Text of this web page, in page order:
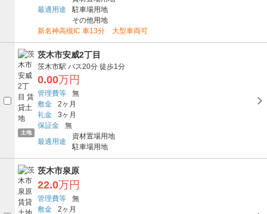
最適用途
駐車場用地
その他用地
新名神高槻IC 車13分 大型車両可
土地
茨木市安威2丁目
茨木市駅 バス20分 徒歩1分
0.00万円
管理費等
無
敷金
2ヶ月
礼金
3ヶ月
保証金
無
最適用途
資材置場用地
駐車場用地
茨木市泉原
22.0万円
管理費等
無
敷金
2ヶ月